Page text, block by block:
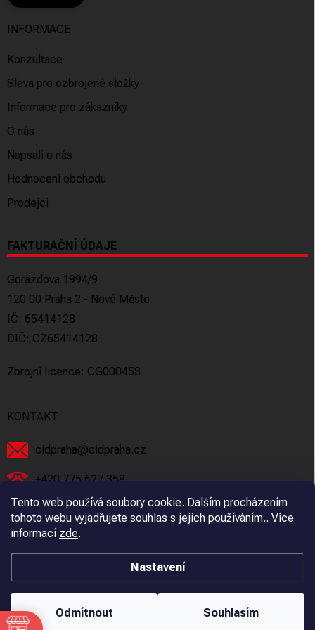
Tento web používá soubory cookie. Dalším procházením
tohoto webu vyjadřujete souhlas s jejich používáním.. Více
informací zde.
Nastavení
Odmítnout Souhlasím
INFORMACE
Konzultace
Sleva pro ozbrojené složky
Informace pro zákazníky
O nás
Napsali o nás
Hodnocení obchodu
Prodejci
FAKTURAČNÍ ÚDAJE
Gorazdova 1994/9
120 00 Praha 2 - Nové Město
IČ: 65414128
DIČ: CZ65414128
Zbrojní licence: CG000458
KONTAKT
cidpraha@cidpraha.cz
+420 775 627 358
Facebook
cidpraha_zbrane
Copyright 2026 C.I.D Praha s.r.o. . Všechna práva vyhrazena.